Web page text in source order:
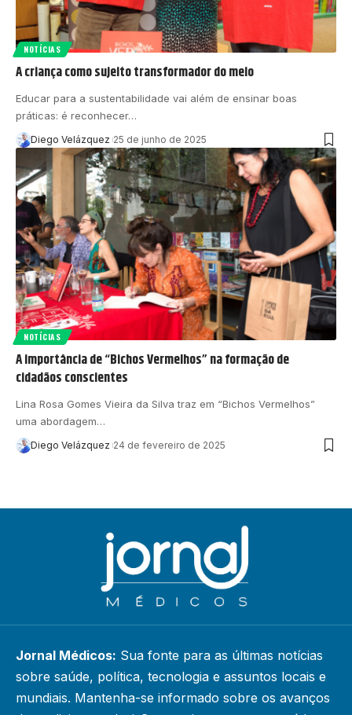
NOTÍCIAS
A criança como sujeito transformador do meio
Educar para a sustentabilidade vai além de ensinar boas
práticas: é reconhecer…
Diego Velázquez 25 de junho de 2025
NOTÍCIAS
A importância de “Bichos Vermelhos” na formação de
cidadãos conscientes
Lina Rosa Gomes Vieira da Silva traz em “Bichos Vermelhos”
uma abordagem…
Diego Velázquez 24 de fevereiro de 2025
Jornal Médicos: Sua fonte para as últimas notícias
sobre saúde, política, tecnologia e assuntos locais e
mundiais. Mantenha-se informado sobre os avanços